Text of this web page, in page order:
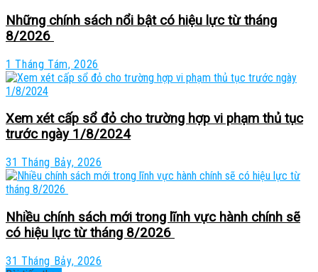
Những chính sách nổi bật có hiệu lực từ tháng
8/2026
1 Tháng Tám, 2026
Xem xét cấp sổ đỏ cho trường hợp vi phạm thủ tục
trước ngày 1/8/2024
31 Tháng Bảy, 2026
Nhiều chính sách mới trong lĩnh vực hành chính sẽ
có hiệu lực từ tháng 8/2026
31 Tháng Bảy, 2026